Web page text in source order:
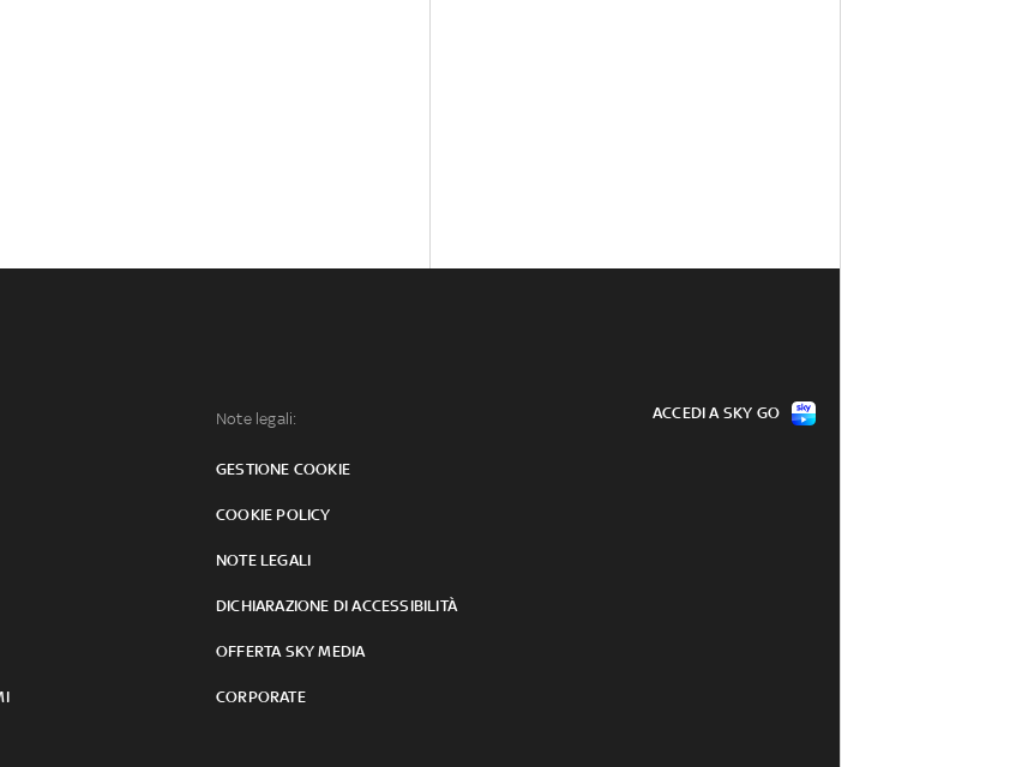
Note legali:
GESTIONE COOKIE
COOKIE POLICY
NOTE LEGALI
DICHIARAZIONE DI ACCESSIBILITÀ
OFFERTA SKY MEDIA
CORPORATE
ACCEDI A SKY GO